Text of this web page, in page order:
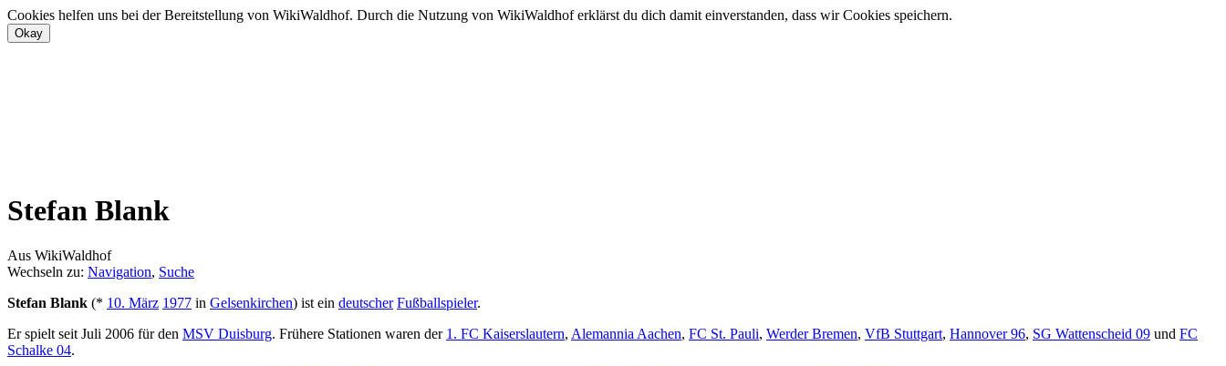
Cookies helfen uns bei der Bereitstellung von WikiWaldhof. Durch die Nutzung von WikiWaldhof erklärst du dich damit einverstanden, dass wir Cookies speichern.
Stefan Blank
Aus WikiWaldhof
Wechseln zu: Navigation, Suche
Stefan Blank (* 10. März 1977 in Gelsenkirchen) ist ein deutscher Fußballspieler.
Er spielt seit Juli 2006 für den MSV Duisburg. Frühere Stationen waren der 1. FC Kaiserslautern, Alemannia Aachen, FC St. Pauli, Werder Bremen, VfB Stuttgart, Hannover 96, SG Wattenscheid 09 und FC
Schalke 04.